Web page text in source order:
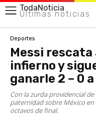
TodaNoticia
Últimas noticias
Deportes
Messi
infierno y
ganarle 2 – 0
Con la zurda providencial
paternidad sobre México
octavos de final.